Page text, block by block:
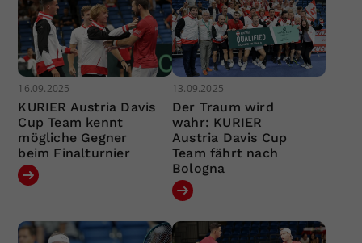
16.09.2025
KURIER Austria Davis
Cup Team kennt
mögliche Gegner
beim Finalturnier
13.09.2025
Der Traum wird
wahr: KURIER
Austria Davis Cup
Team fährt nach
Bologna